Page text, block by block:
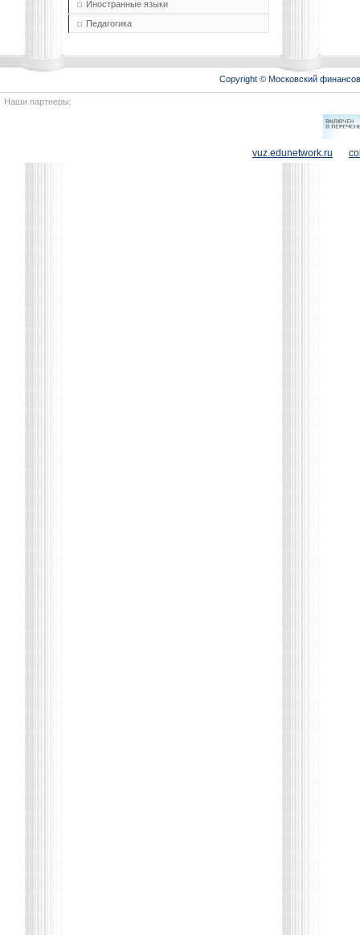
Иностранные языки
Педагогика
Copyright © Московский
Наши партнеры:
vuz.edunetwork.ru